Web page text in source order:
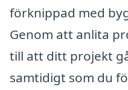
förknippad med
Genom att anlita
till att ditt projekt
samtidigt som du